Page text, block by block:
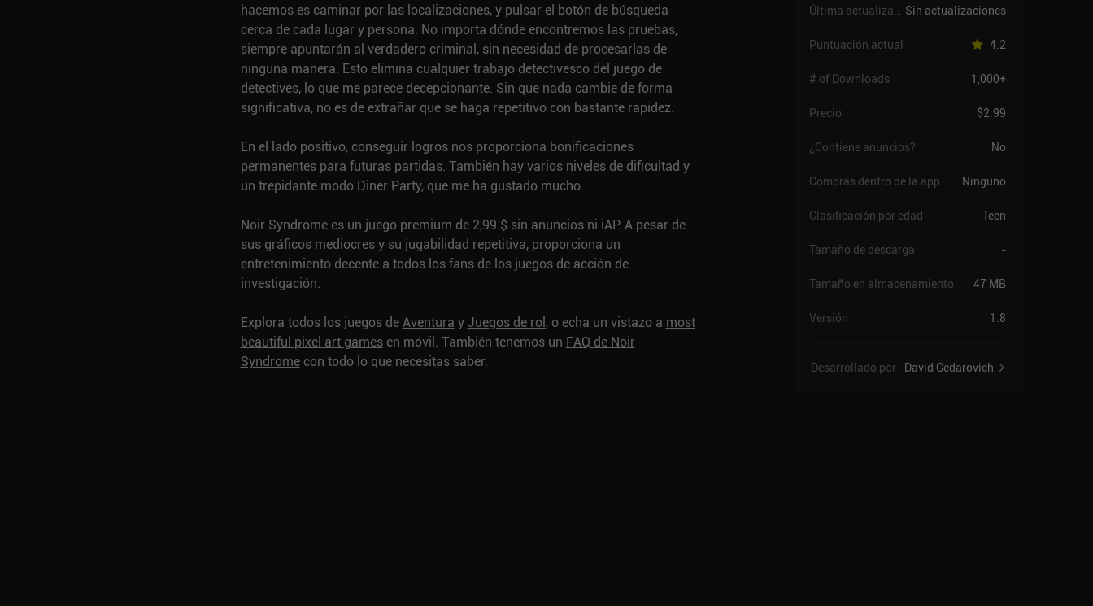
hacemos es caminar por las localizaciones, y pulsar el botón de búsqueda
cerca de cada lugar y persona. No importa dónde encontremos las pruebas,
siempre apuntarán al verdadero criminal, sin necesidad de procesarlas de
ninguna manera. Esto elimina cualquier trabajo detectivesco del juego de
detectives, lo que me parece decepcionante. Sin que nada cambie de forma
significativa, no es de extrañar que se haga repetitivo con bastante rapidez.
En el lado positivo, conseguir logros nos proporciona bonificaciones
permanentes para futuras partidas. También hay varios niveles de dificultad y
un trepidante modo Diner Party, que me ha gustado mucho.
Noir Syndrome es un juego premium de 2,99 $ sin anuncios ni iAP. A pesar de
sus gráficos mediocres y su jugabilidad repetitiva, proporciona un
entretenimiento decente a todos los fans de los juegos de acción de
investigación.
Explora todos los juegos deAventura y Juegos de rol, o echa un vistazo a most
beautiful pixel art gamesen móvil. También tenemos un FAQ de Noir
Syndromecon todo lo que necesitas saber.
Última actualización Sin actualizaciones
Puntuación actual 4.2
# of Downloads 1,000+
Precio $2.99
¿Contiene anuncios? No
Compras dentro de la app Ninguno
Clasificación por edad Teen
Tamaño de descarga -
Tamaño en almacenamiento 47 MB
Versión 1.8
Desarrollado por David Gedarovich